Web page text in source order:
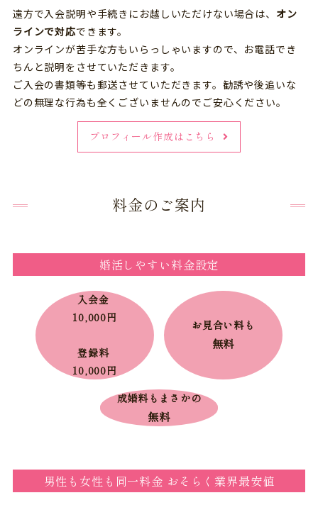
遠方で入会説明や手続きにお越しいただけない場合は、 オン
ラインで対応できます。
オンラインが苦手な方もいらっしゃいますので、お電話でき
ちんと説明をさせていただきます。
ご入会の書類等も郵送させていただきます。勧誘や後追いな
どの無理な行為も全くございませんのでご安心ください。
プロフィール作成はこちら
料金のご案内
婚活しやすい料金設定
入会金
10,000円
登録料
10,000円
お見合い料も
無料
成婚料もまさかの
無料
男性も女性も同一料金 おそらく業界最安値